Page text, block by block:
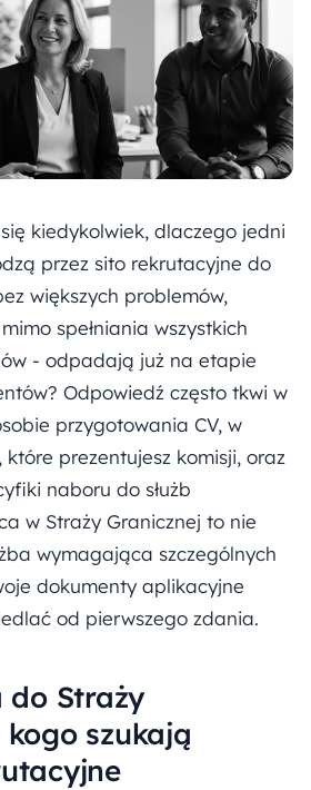
kiedykolwiek, dlaczego jedni
przez sito rekrutacyjne do
większych problemów,
spełniania wszystkich
- odpadają już na etapie
Odpowiedź często tkwi w
przygotowania CV, w
prezentujesz komisji, oraz
naboru do służb
w Straży Granicznej to nie
wymagająca szczególnych
dokumenty aplikacyjne
od pierwszego zdania.
Straży
szukają